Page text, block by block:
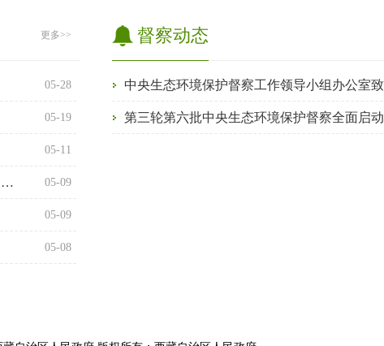
更多>>
05-28
05-19
05-11
【“十四五”答卷——“四件大事”成果巡礼】 创建国家生态文明高地 “四件大事”... 05-09
05-09
05-08
督察动态
第三轮第六批中央生态环境保护督察全面启动